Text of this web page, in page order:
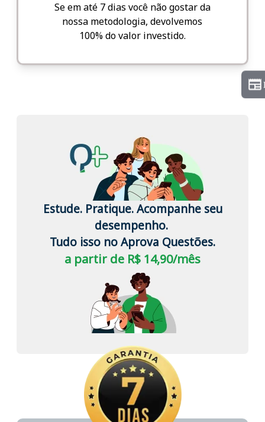
Se em até 7 dias você não gostar da
nossa metodologia, devolvemos
100% do valor investido.
Estude. Pratique. Acompanhe seu
desempenho.
Tudo isso no Aprova Questões.
a partir de R$ 14,90/mês